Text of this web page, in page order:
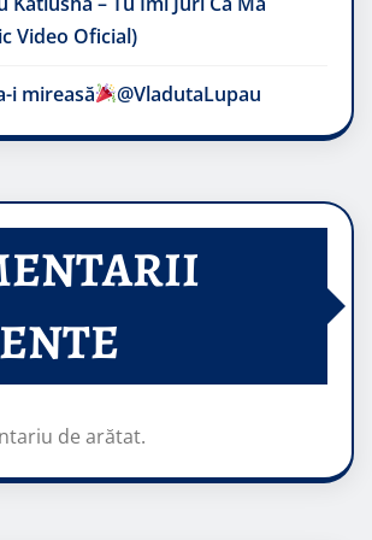
Video Oficial)
i mireasă​ @VladutaLupau
de arătat.